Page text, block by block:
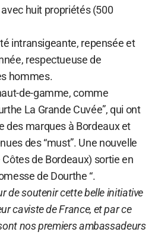
huit propriétés (500
intransigeante, repensée et
respectueuse de
hommes.
de-gamme, comme
La Grande Cuvée”, qui ont
des marques à Bordeaux et
des “must”. Une nouvelle
de Bordeaux) sortie en
de Dourthe “.
de soutenir cette belle initiative
caviste de France, et par ce
nos premiers ambassadeurs